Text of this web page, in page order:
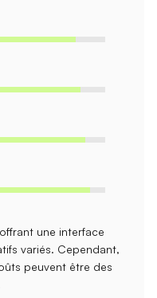
une interface
variés. Cependant,
peuvent être des